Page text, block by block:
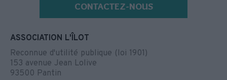
CONTACTEZ-NOUS
ASSOCIATION L'ÎLOT
Reconnue d'utilité publique (loi 1901)
153 avenue Jean Lolive
93500 Pantin